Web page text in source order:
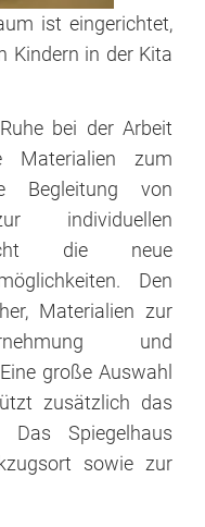
ist eingerichtet,
Kindern in der Kita
bei der Arbeit
Materialien zum
Begleitung von
individuellen
die neue
Den
Materialien zur
und
große Auswahl
zusätzlich das
Das Spiegelhaus
sowie zur